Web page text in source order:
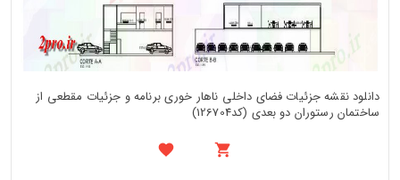
دانلود نقشه جزئیات فضای داخلی ناهار خوری برنامه و جزئیات مقطعی از
ساختمان رستوران دو بعدی (کد126704)